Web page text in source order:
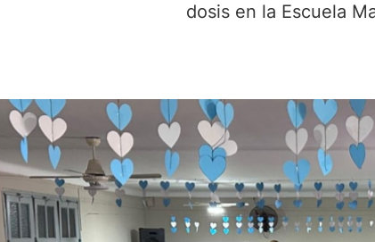
dosis en la Escuela